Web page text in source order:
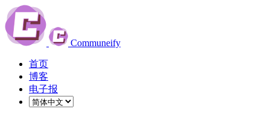
Communeify
首页
博客
电子报